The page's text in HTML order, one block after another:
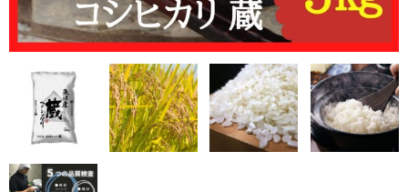
おすすめ商品
その他・切り餅
ギフト商品
定期購入